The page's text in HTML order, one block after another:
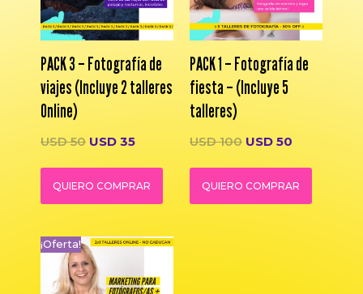
PACK 3 – Fotografía de
viajes (Incluye 2 talleres
Online)
USD50 USD 35
QUIERO COMPRAR
PACK 1 – Fotografía de
fiesta – (Incluye 5
talleres)
USD100 USD 50
QUIERO COMPRAR
¡Oferta!